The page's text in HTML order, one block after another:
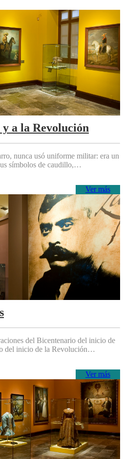
a la Revolución
nunca usó uniforme militar: era un
símbolos de caudillo,…
Ver más
del Bicentenario del inicio de
del inicio de la Revolución…
Ver más